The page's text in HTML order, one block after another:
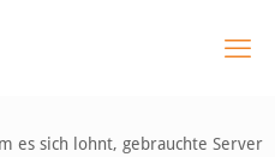
es sich lohnt, gebrauchte Server